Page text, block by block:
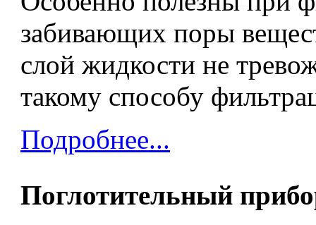
забивающих поры
слой жидкости не
такому способу
Подробнее...
Поглотительный